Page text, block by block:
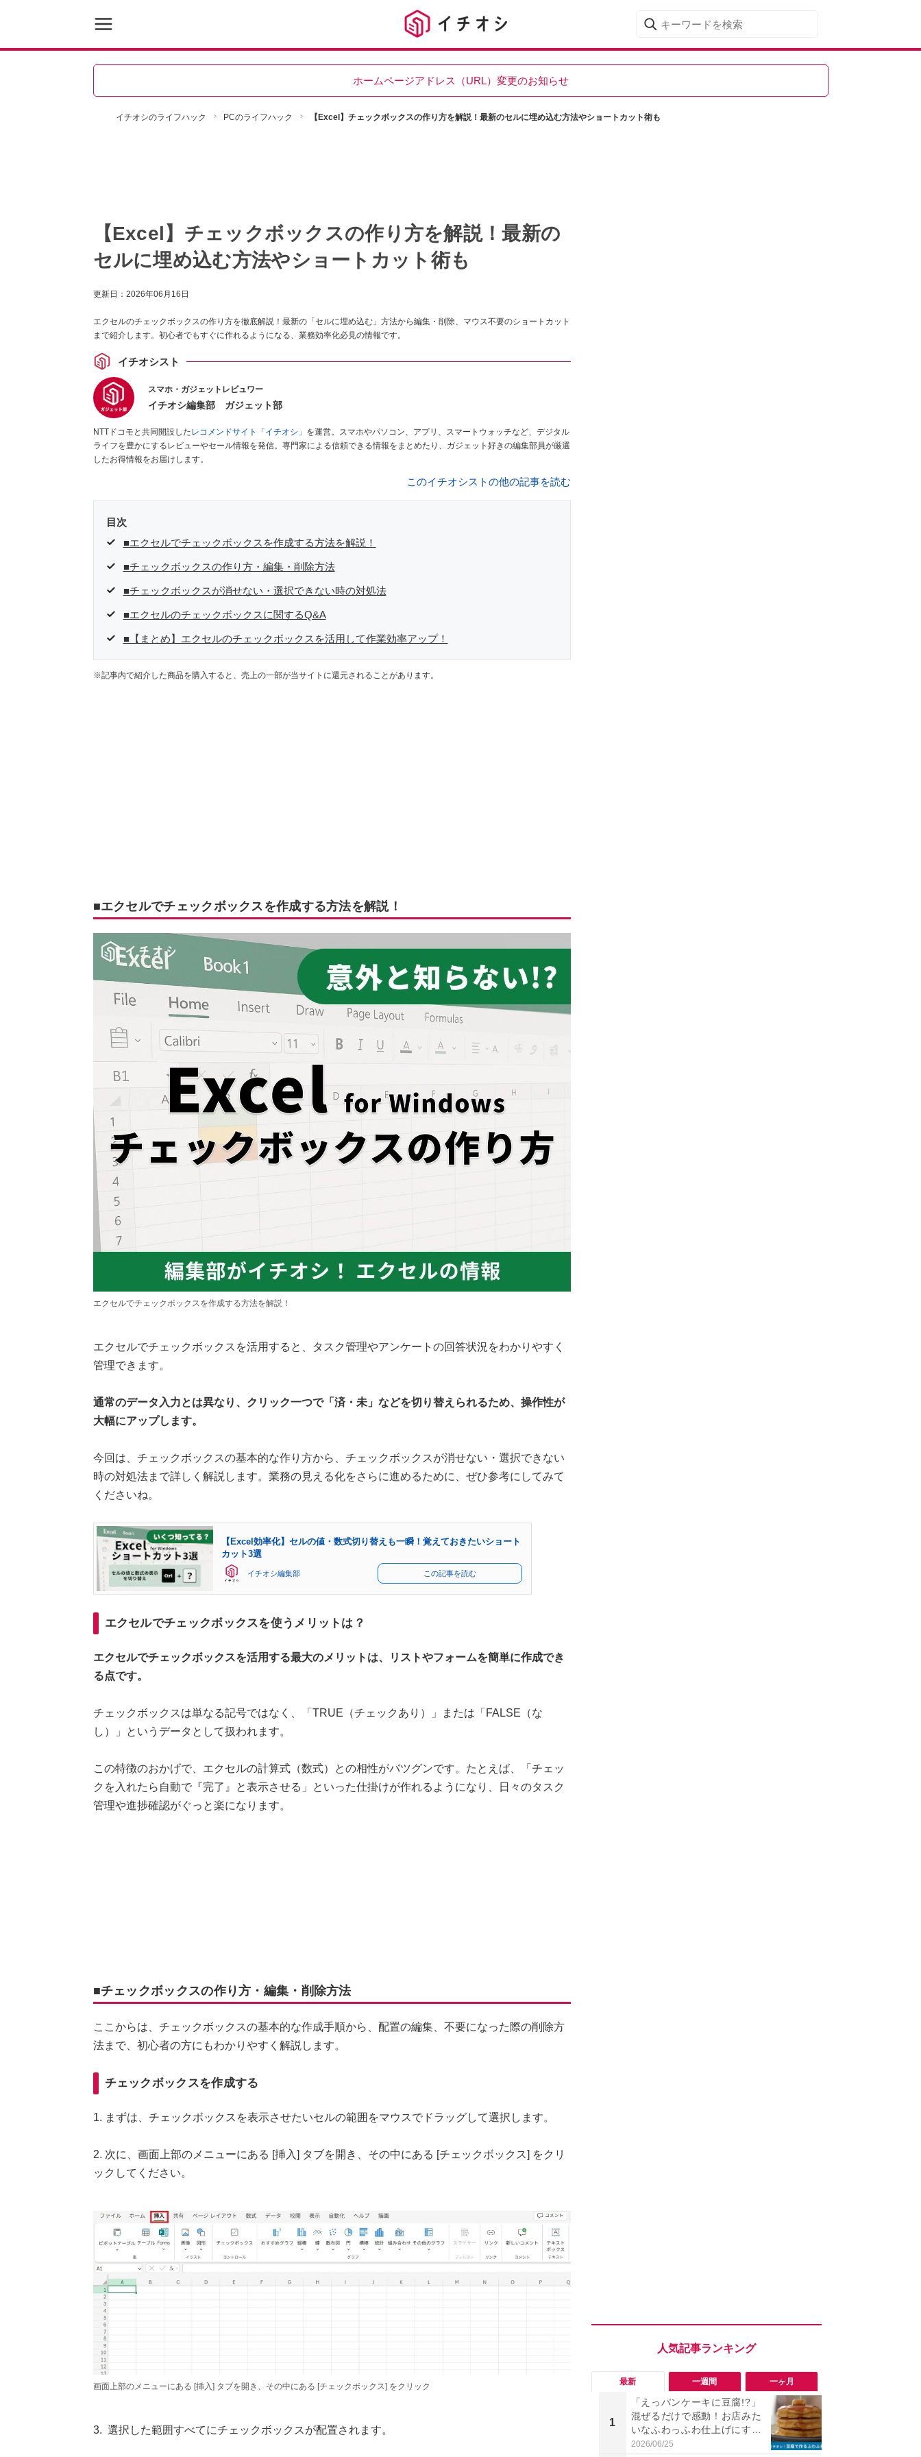
ホームページアドレス（URL）変更のお知らせ
イチオシのライフハック PCのライフハック 【Excel】チェックボックスの作り方を解説！最新のセルに埋め込む方法やショートカット術も
【Excel】チェックボックスの作り方を解説！最新の
セルに埋め込む方法やショートカット術も
更新日： 2026年06月16日
エクセルのチェックボックスの作り方を徹底解説！最新の「セルに埋め込む」方法から編集・削除、マウス不要のショートカット
まで紹介します。初心者でもすぐに作れるようになる、業務効率化必見の情報です。
イチオシスト
スマホ・ガジェットレビュワー
イチオシ編集部 ガジェット部
NTTドコモと共同開設したレコメンドサイト「イチオシ」 を運営。スマホやパソコン、アプリ、スマートウォッチなど、デジタル
ライフを豊かにするレビューやセール情報を発信。専門家による信頼できる情報をまとめたり、ガジェット好きの編集部員が厳選
したお得情報をお届けします。
このイチオシストの他の記事を読む
目次
■エクセルでチェックボックスを作成する方法を解説！
■チェックボックスの作り方・編集・削除方法
■チェックボックスが消せない・選択できない時の対処法
■エクセルのチェックボックスに関するQ&A
■【まとめ】エクセルのチェックボックスを活用して作業効率アップ！
※記事内で紹介した商品を購入すると、売上の一部が当サイトに還元されることがあります。
■エクセルでチェックボックスを作成する方法を解説！
エクセルでチェックボックスを作成する方法を解説！
エクセルでチェックボックスを活用すると、タスク管理やアンケートの回答状況をわかりやすく
管理できます。
通常のデータ入力とは異なり、クリック一つで「済・未」などを切り替えられるため、操作性が
大幅にアップします。
今回は、チェックボックスの基本的な作り方から、チェックボックスが消せない・選択できない
時の対処法まで詳しく解説します。業務の見える化をさらに進めるために、ぜひ参考にしてみて
くださいね。
【Excel効率化】セルの値・数式切り替えも一瞬！覚えておきたいショート
カット3選
イチオシ編集部 この記事を読む
エクセルでチェックボックスを使うメリットは？
エクセルでチェックボックスを活用する最大のメリットは、リストやフォームを簡単に作成でき
る点です。
チェックボックスは単なる記号ではなく、「TRUE（チェックあり）」または「FALSE（な
し）」というデータとして扱われます。
この特徴のおかげで、エクセルの計算式（数式）との相性がバツグンです。たとえば、「チェッ
クを入れたら自動で『完了』と表示させる」といった仕掛けが作れるようになり、日々のタスク
管理や進捗確認がぐっと楽になります。
■チェックボックスの作り方・編集・削除方法
ここからは、チェックボックスの基本的な作成手順から、配置の編集、不要になった際の削除方
法まで、初心者の方にもわかりやすく解説します。
チェックボックスを作成する
1. まずは、チェックボックスを表示させたいセルの範囲をマウスでドラッグして選択します。
2. 次に、画面上部のメニューにある [挿入] タブを開き、その中にある [チェックボックス] をクリ
ックしてください。
画面上部のメニューにある [挿入] タブを開き、その中にある [チェックボックス] をクリック
3. 選択した範囲すべてにチェックボックスが配置されます。
最新 一週間 一ヶ月
1
「えっパンケーキに豆腐!?」
混ぜるだけで感動！お店みた
いなふわっふわ仕上げにする
裏技レシピ
2026/06/25